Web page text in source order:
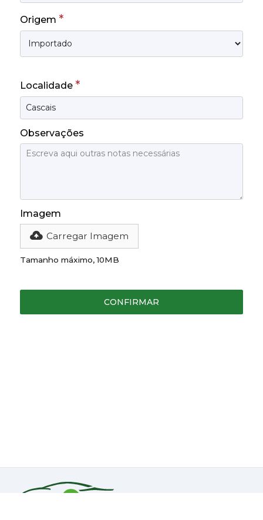
Origem *
Localidade *
Observações
Imagem
Carregar Imagem
Tamanho máximo, 10MB